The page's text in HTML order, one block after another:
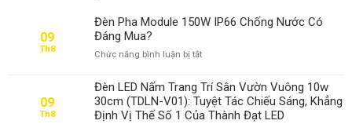
09
Th8
Đèn Pha Module 150W IP66 Chống Nước Có
Đáng Mua?
Chức năng bình luận bị tắtở
Module
150W
IP66
09
Th8
Đèn LED Nấm Trang Trí Sân Vườn Vuông 10w
30cm (TDLN-V01): Tuyệt Tác Chiếu Sáng, Khẳng
Định Vị Thế Số 1 Của Thành Đạt LED